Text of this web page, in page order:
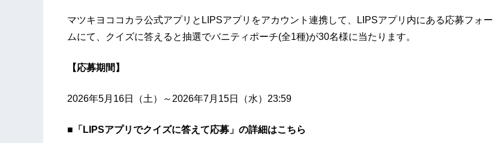
マツキヨココカラ公式アプリとLIPSアプリをアカウント連携して、LIPSアプリ内にある応募フォー
ムにて、クイズに答えると抽選でバニティポーチ(全1種)が30名様に当たります。
【応募期間】
2026年5月16日（土）～2026年7月15日（水）23:59
■「LIPSアプリでクイズに答えて応募」の詳細はこちら